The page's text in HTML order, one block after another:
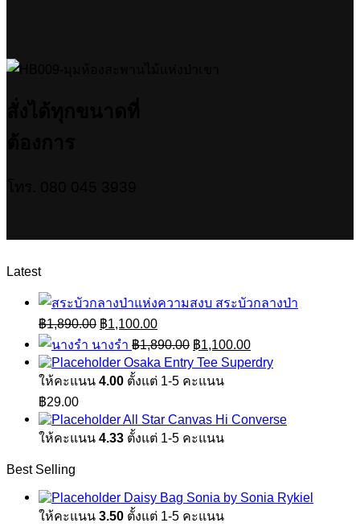
Latest
สระบัวกลางป่า
฿1,890.00 Original
was:
฿1,890.00.
฿1,100.00Current
is:
฿1,100.00.
นางรำ ฿1,890.00 Original
price
was:
฿1,890.00.
฿1,100.00Current
price
is:
Osaka Entry Tee Superdry
ให้คะแนน 4.00 ตั้งแต่ 1-5 คะแนน
฿29.00
All Star Canvas Hi Converse
ให้คะแนน 4.33 ตั้งแต่ 1-5 คะแนน
Best Selling
Daisy Bag Sonia by Sonia Rykiel
ให้คะแนน 3.50 ตั้งแต่ 1-5 คะแนน